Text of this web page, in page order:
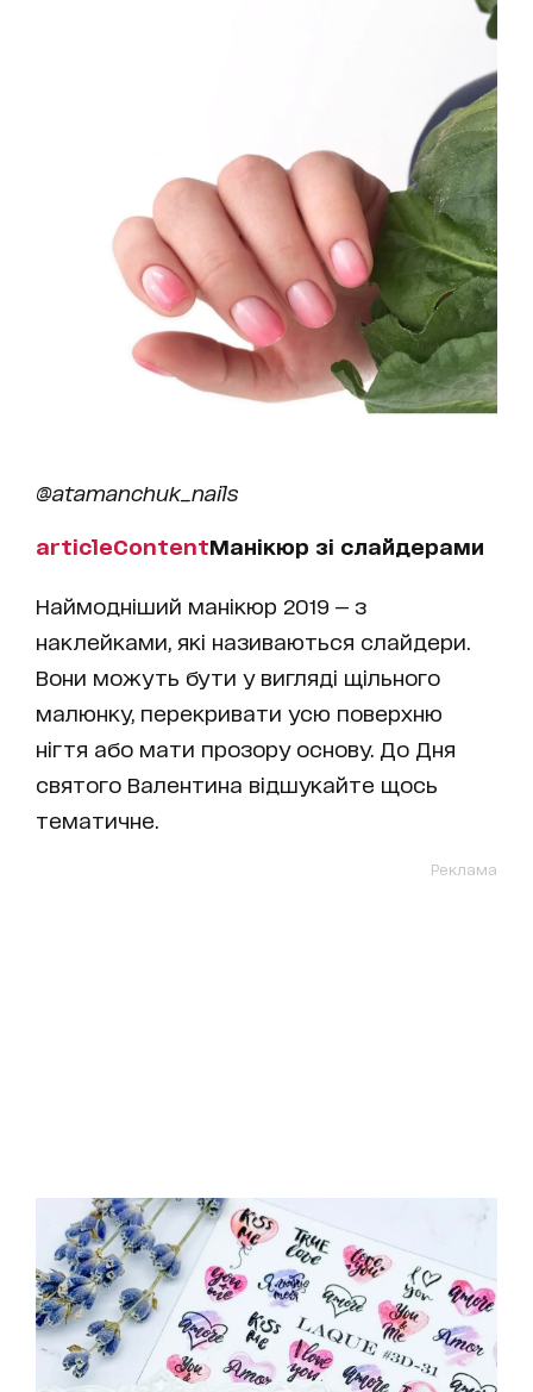
@atamanchuk_nails
articleContentМанікюр зі слайдерами
Наймодніший манікюр 2019 — з
наклейками, які називаються слайдери.
Вони можуть бути у вигляді щільного
малюнку, перекривати усю поверхню
нігтя або мати прозору основу. До Дня
святого Валентина відшукайте щось
тематичне.
Реклама